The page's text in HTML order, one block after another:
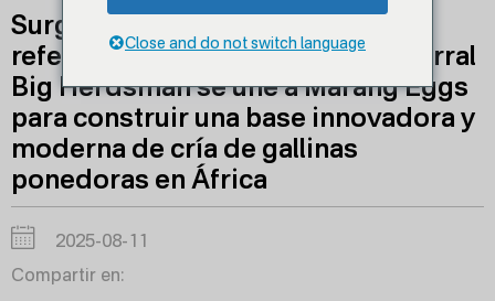
Surge en Sudáfrica una nueva
referencia en la cría de aves de corral
Big Herdsman se une a Marang Eggs
para construir una base innovadora y
moderna de cría de gallinas
ponedoras en África
2025-08-11
Compartir en:
Close and do not switch language